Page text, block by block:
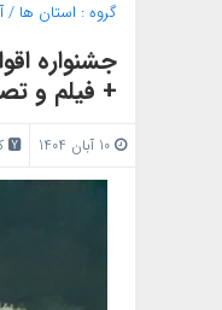
گروه : استان ها /
جشنواره
+ فیلم و